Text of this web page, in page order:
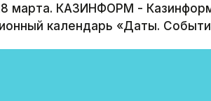
марта. КАЗИНФОРМ -
календарь «Даты.